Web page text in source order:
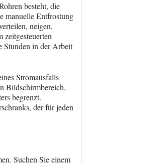
besteht, die
manuelle Entfrostung
neigen,
zeitgesteuerten
Stunden in der Arbeit
Stromausfalls
Bildschirmbereich,
begrenzt.
der für jeden
Suchen Sie einem